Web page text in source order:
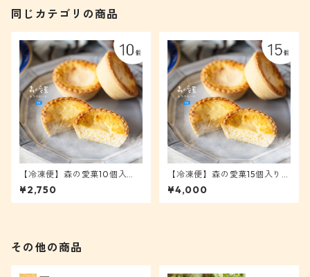
同じカテゴリの商品
【冷凍便】森の愛菓10個入
り 新鮮！生チーズケーキ [愛
菓10]
¥2,750
【冷凍便】森の愛菓15個入り
新鮮！生チーズケーキ [愛菓1
5]
¥4,000
その他の商品